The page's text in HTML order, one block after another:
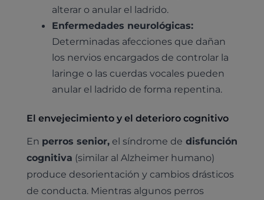
alterar o anular el ladrido.
Enfermedades neurológicas:
Determinadas afecciones que dañan
los nervios encargados de controlar la
laringe o las cuerdas vocales pueden
anular el ladrido de forma repentina.
El envejecimiento y el deterioro cognitivo
En perros senior,el síndrome de disfunción
cognitiva (similar al Alzheimer humano)
produce desorientación y cambios drásticos
de conducta. Mientras algunos perros